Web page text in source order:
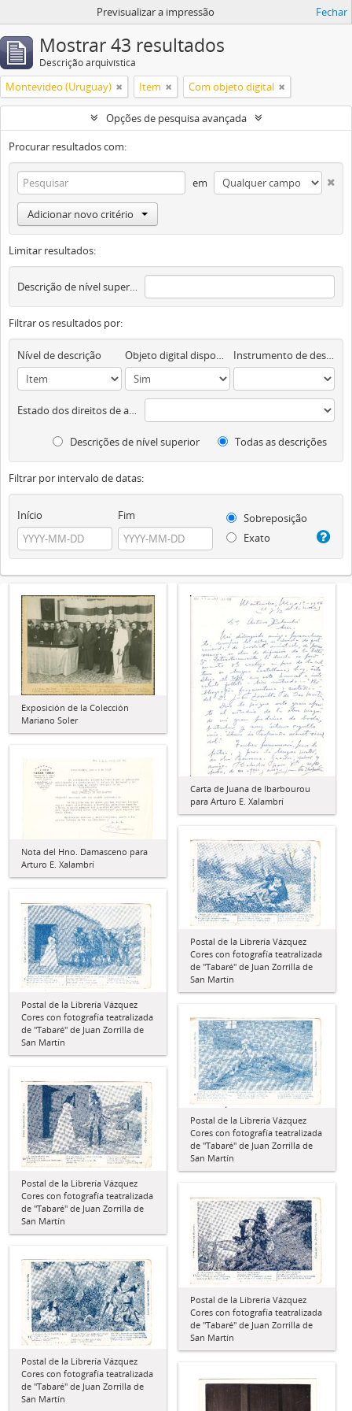
Previsualizar a impressão Fechar
Mostrar 43 resultados
Descrição arquivística
Montevideo (Uruguay) Item Com objeto digital
Opções de pesquisa avançada
Procurar resultados com:
em
Adicionar novo critério
Limitar resultados:
Descrição de nível superior
Filtrar os resultados por:
Nível de descrição Objeto digital disponível Instrumento de descrição documental
Estado dos direitos de autor
Descrições de nível superior Todas as descrições
Filtrar por intervalo de datas:
Início Fim
Sobreposição
Exato
Exposición de la Colección
Mariano Soler
Carta de Juana de Ibarbourou
para Arturo E. Xalambrí
Nota del Hno. Damasceno para
Arturo E. Xalambrí
Postal de la Librería Vázquez
Cores con fotografía teatralizada
de "Tabaré" de Juan Zorrilla de
San Martín
Postal de la Librería Vázquez
Cores con fotografía teatralizada
de "Tabaré" de Juan Zorrilla de
San Martín
Postal de la Librería Vázquez
Cores con fotografía teatralizada
de "Tabaré" de Juan Zorrilla de
San Martín
Postal de la Librería Vázquez
Cores con fotografía teatralizada
de "Tabaré" de Juan Zorrilla de
San Martín
Postal de la Librería Vázquez
Cores con fotografía teatralizada
de "Tabaré" de Juan Zorrilla de
San Martín
Postal de la Librería Vázquez
Cores con fotografía teatralizada
de "Tabaré" de Juan Zorrilla de
San Martín